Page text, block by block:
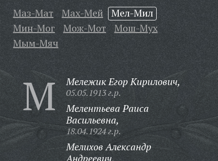
Маз-Мат Мах-Мей
Мел-Мил
Мин-Мог
Мож-Мот
Мош-Мух
Мым-Мяч
М Мележик Егор Кирилович,
05.05.1913 г.р.
Мелентьева Раиса
Васильевна,
18.04.1924 г.р.
Мелихов Александр
Андреевич,